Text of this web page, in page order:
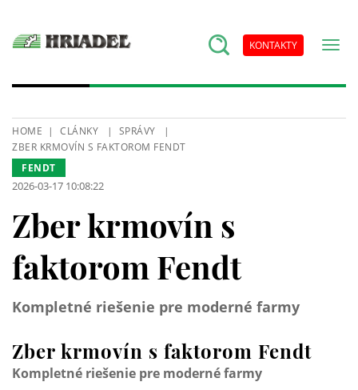
KONTAKTY
HOME CLÁNKY
SPRÁVY
ZBER KRMOVÍN S FAKTOROM FENDT
FENDT
2026-03-17 10:08:22
Zber krmovín s
faktorom Fendt
Kompletné riešenie pre moderné farmy
Zber krmovín s faktorom Fendt
Kompletné riešenie pre moderné farmy